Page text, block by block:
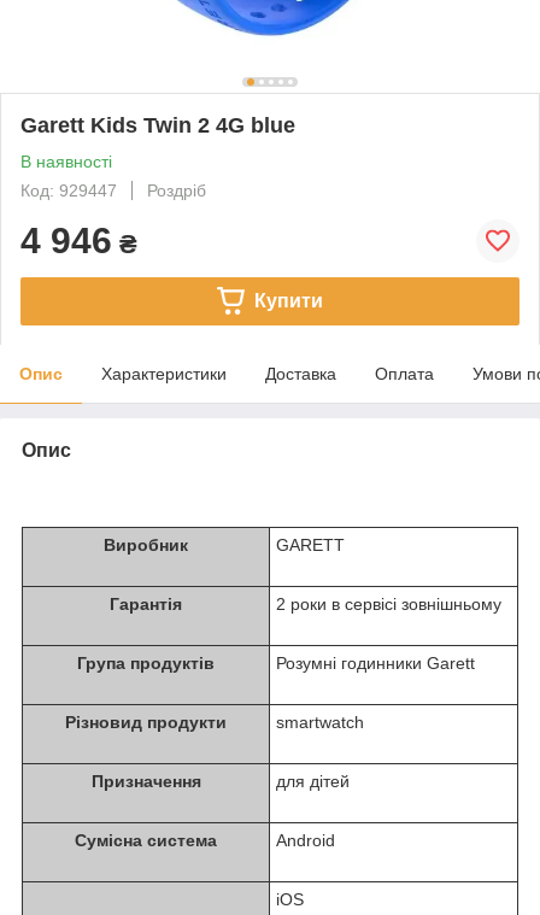
Garett Kids Twin 2 4G blue
В наявності
Код: 929447
Роздріб
4 946 ₴
Купити
Опис Характеристики Доставка Оплата Умови
Опис
Виробник GARETT
Гарантія 2 роки в сервісі зовнішньому
Група продуктів Розумні годинники Garett
Різновид продукти smartwatch
Призначення для дітей
Сумісна система Android
iOS